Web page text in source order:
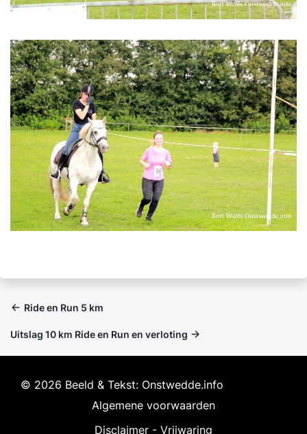
Ride en Run 5 km
Uitslag 10 km Ride en Run en verloting
© 2026 Beeld & Tekst: Onstwedde.info
Algemene voorwaarden
Disclaimer - Vrijwaring